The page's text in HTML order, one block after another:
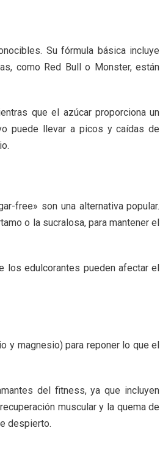
Su fórmula básica incluye
como Red Bull o Monster, están
que el azúcar proporciona un
puede llevar a picos y caídas de
free» son una alternativa popular.
o la sucralosa, para mantener el
los edulcorantes pueden afectar el
y magnesio) para reponer lo que el
del fitness, ya que incluyen
muscular y la quema de
despierto.